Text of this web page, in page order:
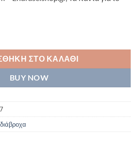
ΣΤΟ ΚΑΛΆΘΙ
BUY NOW